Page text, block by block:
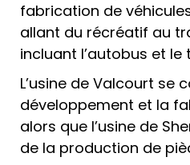
fabrication de
allant du récréatif au
incluant l’autobus et le
L’usine de Valcourt se
développement et la
alors que l’usine de
de la production de